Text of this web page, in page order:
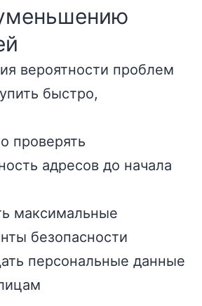
вероятности проблем
быстро,
проверять
адресов до начала
максимальные
безопасности
персональные данные